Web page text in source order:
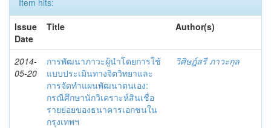
Item hits:
Issue
Date
Title Author(s)
2014-
05-20
การพัฒนาภาวะผู้นำโดยการใช้
แบบประเมินทางจิตวิทยาและ
การจัดทำแผนพัฒนาตนเอง:
กรณีศึกษานักวิเคราะห์สินเชื่อ
รายย่อยของธนาคารเอกชนใน
กรุงเทพฯ
วิศิษฎ์สรี ภาวะกุล